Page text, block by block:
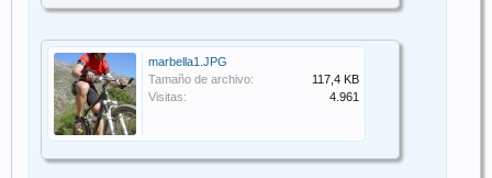
marbella1.JPG
Tamaño de archivo:
117,4 KB
Visitas:
4.961